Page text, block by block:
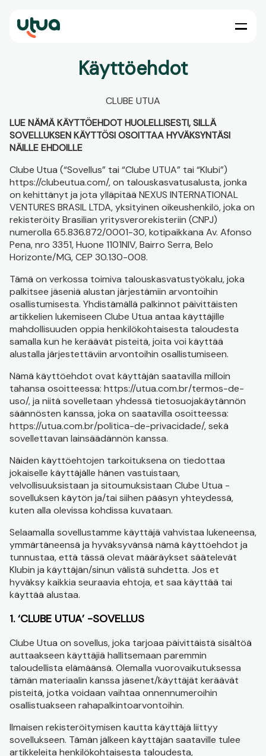
Käyttöehdot
CLUBE UTUA
LUE NÄMÄ KÄYTTÖEHDOT HUOLELLISESTI, SILLÄ
SOVELLUKSEN KÄYTTÖSI OSOITTAA HYVÄKSYNTÄSI
NÄILLE EHDOILLE
Clube Utua (“Sovellus” tai “Clube UTUA” tai “Klubi”)
https://clubeutua.com/, on talouskasvatusalusta, jonka
on kehittänyt ja jota ylläpitää NEXUS INTERNATIONAL
VENTURES BRASIL LTDA, yksityinen oikeushenkilö, joka on
rekisteröity Brasilian yritysverorekisteriin (CNPJ)
numerolla 65.836.872/0001-30, kotipaikkana Av. Afonso
Pena, nro 3351, Huone 1101NIV, Bairro Serra, Belo
Horizonte/MG, CEP 30.130-008.
Tämä on verkossa toimiva talouskasvatustyökalu, joka
palkitsee jäseniä alustan järjestämiin arvontoihin
osallistumisesta. Yhdistämällä palkinnot päivittäisten
artikkelien lukemiseen Clube Utua antaa käyttäjille
mahdollisuuden oppia henkilökohtaisesta taloudesta
samalla kun he keräävät pisteitä, joita voi käyttää
alustalla järjestettäviin arvontoihin osallistumiseen.
Nämä käyttöehdot ovat käyttäjän saatavilla milloin
tahansa osoitteessa: https://utua.com.br/termos-de-
uso/, ja niitä sovelletaan yhdessä tietosuojakäytännön
säännösten kanssa, joka on saatavilla osoitteessa:
https://utua.com.br/politica-de-privacidade/, sekä
sovellettavan lainsäädännön kanssa.
Näiden käyttöehtojen tarkoituksena on tiedottaa
jokaiselle käyttäjälle hänen vastuistaan,
velvollisuuksistaan ja sitoumuksistaan Clube Utua -
sovelluksen käytön ja/tai siihen pääsyn yhteydessä,
kuten alla olevissa kohdissa kuvataan.
Selaamalla sovellustamme käyttäjä vahvistaa lukeneensa,
ymmärtäneensä ja hyväksyvänsä nämä käyttöehdot ja
tunnustaa, että tässä olevat määräykset säätelevät
Klubin ja käyttäjän/sinun välistä suhdetta. Jos et
hyväksy kaikkia seuraavia ehtoja, et saa käyttää tai
käyttää alustaa.
1. ‘CLUBE UTUA’ -SOVELLUS
Clube Utua on sovellus, joka tarjoaa päivittäistä sisältöä
auttaakseen käyttäjiä hallitsemaan paremmin
taloudellista elämäänsä. Olemalla vuorovaikutuksessa
tämän materiaalin kanssa jäsenet/käyttäjät keräävät
pisteitä, jotka voidaan vaihtaa onnennumeroihin
osallistuakseen rahapalkintoarvontoihin.
Ilmaisen rekisteröitymisen kautta käyttäjä liittyy
sovellukseen. Tämän jälkeen käyttäjän saataville tulee
artikkeleita henkilökohtaisesta taloudesta,